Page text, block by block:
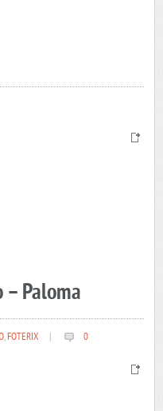
– Paloma
,FOTERIX 0